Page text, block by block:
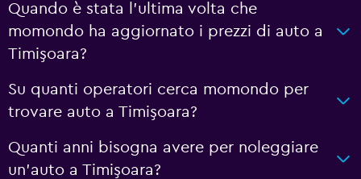
Quando è stata l'ultima volta che
momondo ha aggiornato i prezzi di auto a
Timişoara?
Su quanti operatori cerca momondo per
trovare auto a Timişoara?
Quanti anni bisogna avere per noleggiare
un'auto a Timişoara?